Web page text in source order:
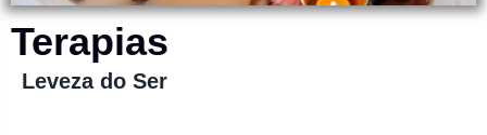
Terapias
Leveza do Ser